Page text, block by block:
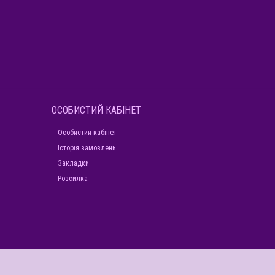
ОСОБИСТИЙ КАБІНЕТ
Особистий кабінет
Історія замовлень
Закладки
Розсилка